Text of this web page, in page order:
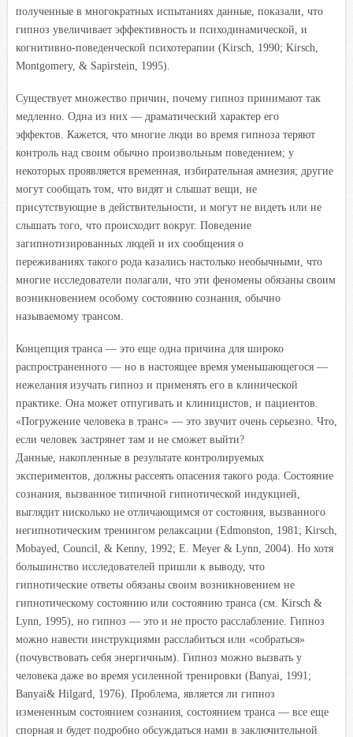
полученные в многократных испытаниях данные, показали, что
гипноз увеличивает эффективность и психодинамической, и
когнитивно-поведенческой психотерапии (Kirsch, 1990; Kirsch,
Montgomery, & Sapirstein, 1995).
Существует множество причин, почему гипноз принимают так
медленно. Одна из них — драматический характер его
эффектов. Кажется, что многие люди во время гипноза теряют
контроль над своим обычно произвольным поведением; у
некоторых проявляется временная, избирательная амнезия; другие
могут сообщать том, что видят и слышат вещи, не
присутствующие в действительности, и могут не видеть или не
слышать того, что происходит вокруг. Поведение
загипнотизированных людей и их сообщения о
переживаниях такого рода казались настолько необычными, что
многие исследователи полагали, что эти феномены обязаны своим
возникновением особому состоянию сознания, обычно
называемому трансом.
Концепция транса — это еще одна причина для широко
распространенного — но в настоящее время уменьшающегося —
нежелания изучать гипноз и применять его в клинической
практике. Она может отпугивать и клиницистов, и пациентов.
«Погружение человека в транс» — это звучит очень серьезно. Что,
если человек застрянет там и не сможет выйти?
Данные, накопленные в результате контролируемых
экспериментов, должны рассеять опасения такого рода. Состояние
сознания, вызванное типичной гипнотической индукцией,
выглядит нисколько не отличающимся от состояния, вызванного
негипнотическим тренингом релаксации (Edmonston, 1981; Kirsch,
Mobayed, Council, & Kenny, 1992; E. Meyer & Lynn, 2004). Но хотя
большинство исследователей пришли к выводу, что
гипнотические ответы обязаны своим возникновением не
гипнотическому состоянию или состоянию транса (см. Kirsch &
Lynn, 1995), но гипноз — это и не просто расслабление. Гипноз
можно навести инструкциями расслабиться или «собраться»
(почувствовать себя энергичным). Гипноз можно вызвать у
человека даже во время усиленной тренировки (Banyai, 1991;
Banyai& Hilgard, 1976). Проблема, является ли гипноз
измененным состоянием сознания, состоянием транса — все еще
спорная и будет подробно обсуждаться нами в заключительной